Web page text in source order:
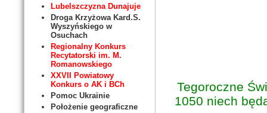
Lubelszczyzna Dunajuje
Droga Krzyżowa Kard.S.
Wyszyńskiego w
Osuchach
Regionalny Konkurs
Recytatorski im. M.
Romanowskiego
XXVII Powiatowy
Konkurs o AK i BCh
Pomoc Ukrainie
Położenie geograficzne
Tegoroczne
1050 niech